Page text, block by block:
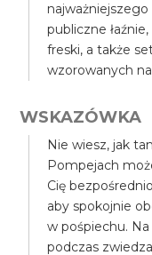
publiczne
freski, a także
wzorowanych
WSKAZÓWKA
Nie wiesz, jak
Pompejach
Cię
aby spokojnie
w pośpiechu.
podczas